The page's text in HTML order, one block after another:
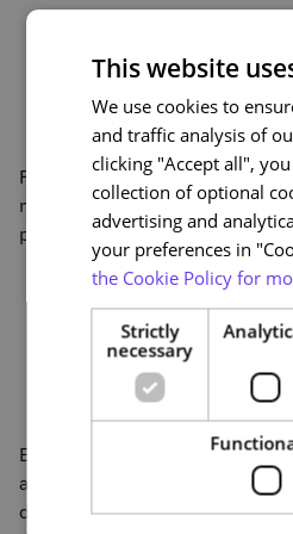
Por fim os dados revelam-nos
mínima, pelo Controlo de
poderem avaliar os estudantes
Estes dados não têm
apenas o "sentimento" de um
decidiu responder. No entanto,
This website
We use cookies to
and traffic analysis of
clicking "Accept all",
collection of optional
advertising and
your preferences in
the Cookie Policy for
Strictly
necessary